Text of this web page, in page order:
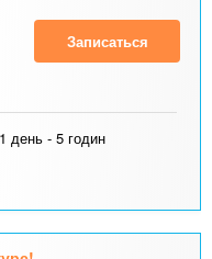
Записаться
1 день - 5 годин